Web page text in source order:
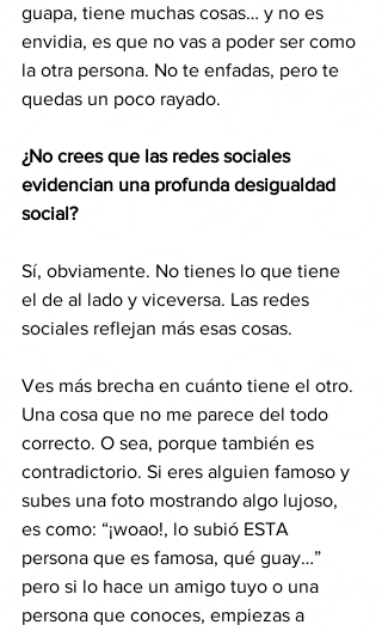
guapa, tiene muchas cosas… y no es
envidia, es que no vas a poder ser como
la otra persona. No te enfadas, pero te
quedas un poco rayado.
¿No crees que las redes sociales
evidencian una profunda desigualdad
social?
Sí, obviamente. No tienes lo que tiene
el de al lado y viceversa. Las redes
sociales reflejan más esas cosas.
Ves más brecha en cuánto tiene el otro.
Una cosa que no me parece del todo
correcto. O sea, porque también es
contradictorio. Si eres alguien famoso y
subes una foto mostrando algo lujoso,
es como: “¡woao!, lo subió ESTA
persona que es famosa, qué guay…”
pero si lo hace un amigo tuyo o una
persona que conoces, empiezas a